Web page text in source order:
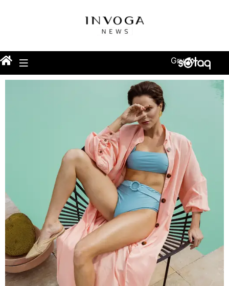
Grupo